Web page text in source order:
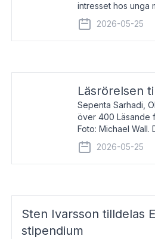
intresset hos unga
litteraturen”.
äger rum under
2026-05-25
Läsrörelsen
Sepenta Sarhadi,
över 400 Läsande
Foto: Michael
tilldelas
sekel gjort re
2026-05-25
Sten Ivarsson tilldelas
stipendium